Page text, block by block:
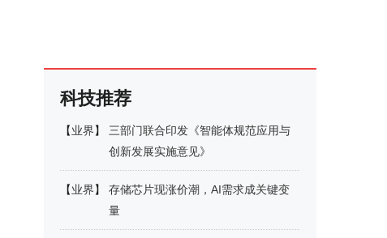
科技推荐
【业界】
三部门联合印发《智能体规范应用与
创新发展实施意见》
【业界】
存储芯片现涨价潮，AI需求成关键变
量